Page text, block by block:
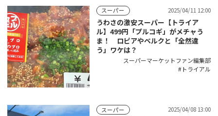
スーパー 2025/04/11 12:00
うわさの激安スーパー【トライア
ル】499円「プルコギ」がメチャう
ま！ ロピアやベルクと「全然違
う」ワケは？
スーパーマーケットファン編集部
トライアル
スーパー 2025/04/08 13:00